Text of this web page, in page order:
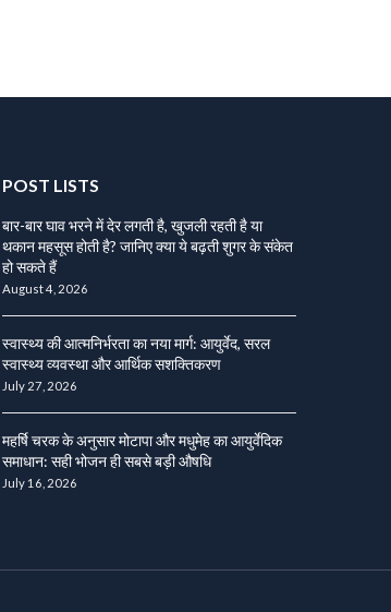
POST LISTS
बार-बार घाव भरने में देर लगती है, खुजली रहती है या
थकान महसूस होती है? जानिए क्या ये बढ़ती शुगर के संकेत
हो सकते हैं
August 4, 2026
स्वास्थ्य की आत्मनिर्भरता का नया मार्ग: आयुर्वेद, सरल
स्वास्थ्य व्यवस्था और आर्थिक सशक्तिकरण
July 27, 2026
महर्षि चरक के अनुसार मोटापा और मधुमेह का आयुर्वेदिक
समाधान: सही भोजन ही सबसे बड़ी औषधि
July 16, 2026